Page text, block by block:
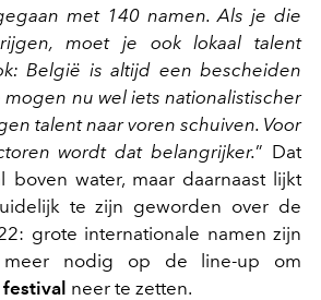
met 140 namen. Als je die
moet je ook lokaal talent
België is altijd een bescheiden
mogen nu wel iets nationalistischer
talent naar voren schuiven. Voor
wordt dat belangrijker.” Dat
boven water, maar daarnaast lijkt
te zijn geworden over de
grote internationale namen zijn
meer nodig op de line-up om
neer te zetten.